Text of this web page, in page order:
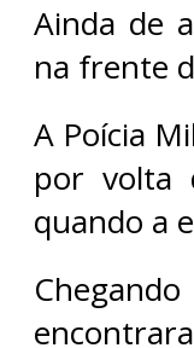
Ainda de
na frente
A Poícia
por volta
quando a